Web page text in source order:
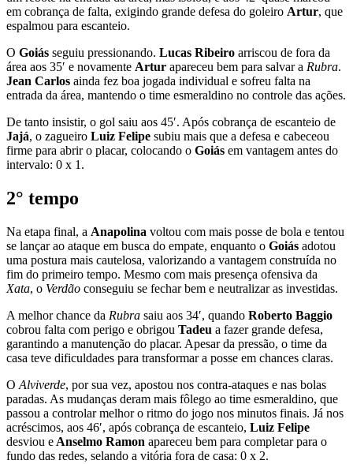
em cobrança de falta, exigindo grande defesa do goleiro Artur, que
espalmou para escanteio.
O Goiás seguiu pressionando. Lucas Ribeiro arriscou de fora da
área aos 35′ e novamente Artur apareceu bem para salvar a Rubra.
Jean Carlos ainda fez boa jogada individual e sofreu falta na
entrada da área, mantendo o time esmeraldino no controle das ações.
De tanto insistir, o gol saiu aos 45′. Após cobrança de escanteio de
Jajá, o zagueiro Luiz Felipe subiu mais que a defesa e cabeceou
firme para abrir o placar, colocando o Goiás em vantagem antes do
intervalo: 0 x 1.
2° tempo
Na etapa final, a Anapolina voltou com mais posse de bola e tentou
se lançar ao ataque em busca do empate, enquanto o Goiás adotou
uma postura mais cautelosa, valorizando a vantagem construída no
fim do primeiro tempo. Mesmo com mais presença ofensiva da
Xata, o Verdão conseguiu se fechar bem e neutralizar as investidas.
A melhor chance da Rubra saiu aos 34′, quando Roberto Baggio
cobrou falta com perigo e obrigou Tadeu a fazer grande defesa,
garantindo a manutenção do placar. Apesar da pressão, o time da
casa teve dificuldades para transformar a posse em chances claras.
O Alviverde, por sua vez, apostou nos contra-ataques e nas bolas
paradas. As mudanças deram mais fôlego ao time esmeraldino, que
passou a controlar melhor o ritmo do jogo nos minutos finais. Já nos
acréscimos, aos 46′, após cobrança de escanteio, Luiz Felipe
desviou e Anselmo Ramon apareceu bem para completar para o
fundo das redes, selando a vitória fora de casa: 0 x 2.